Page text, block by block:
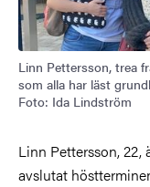
Linn Pettersson, trea
som alla har läst
Foto: Ida Lindström
Linn Pettersson, 22,
avslutat